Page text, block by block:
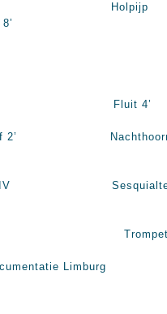
Holpijp
4’
Fluit 4’
Limburg